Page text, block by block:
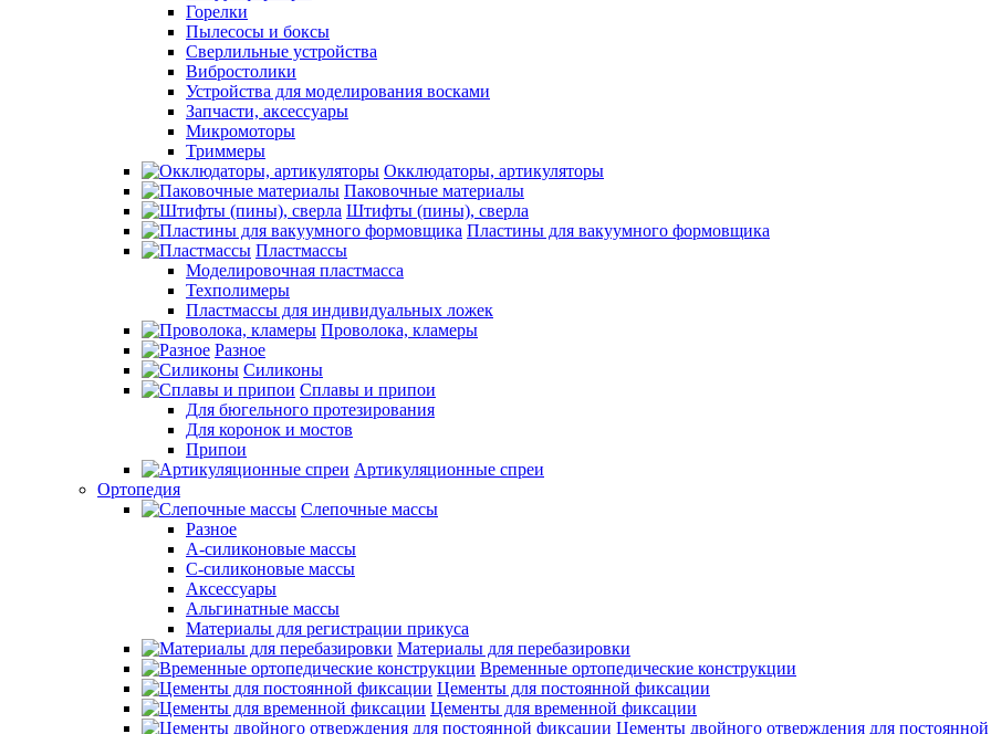
Горелки
Пылесосы и боксы
Сверлильные устройства
Вибростолики
Устройства для моделирования восками
Запчасти, аксессуары
Микромоторы
Триммеры
Окклюдаторы, артикуляторы
Паковочные материалы
Штифты (пины), сверла
Пластины для вакуумного формовщика
Пластмассы
Моделировочная пластмасса
Техполимеры
Пластмассы для индивидуальных ложек
Проволока, кламеры
Разное
Силиконы
Сплавы и припои
Для бюгельного протезирования
Для коронок и мостов
Припои
Артикуляционные спреи
Ортопедия
Слепочные массы
Разное
А-силиконовые массы
С-силиконовые массы
Аксессуары
Альгинатные массы
Материалы для регистрации прикуса
Материалы для перебазировки
Временные ортопедические конструкции
Цементы для постоянной фиксации
Цементы для временной фиксации
Цементы двойного отверждения для